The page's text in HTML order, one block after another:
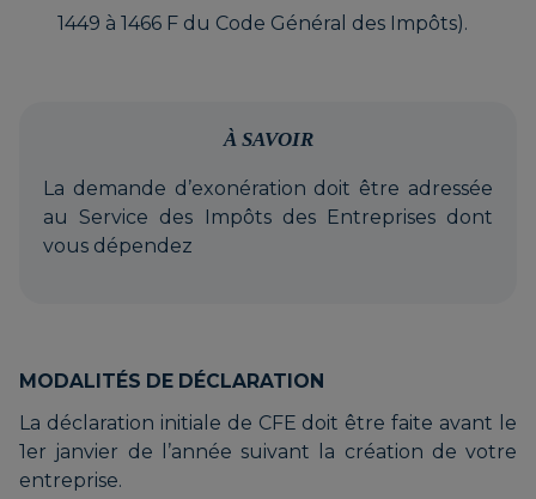
1449 à 1466 F du Code Général des Impôts).
À SAVOIR
La demande d’exonération doit être adressée
au Service des Impôts des Entreprises dont
vous dépendez
MODALITÉS DE DÉCLARATION
La déclaration initiale de CFE doit être faite avant le
1er janvier de l’année suivant la création de votre
entreprise.